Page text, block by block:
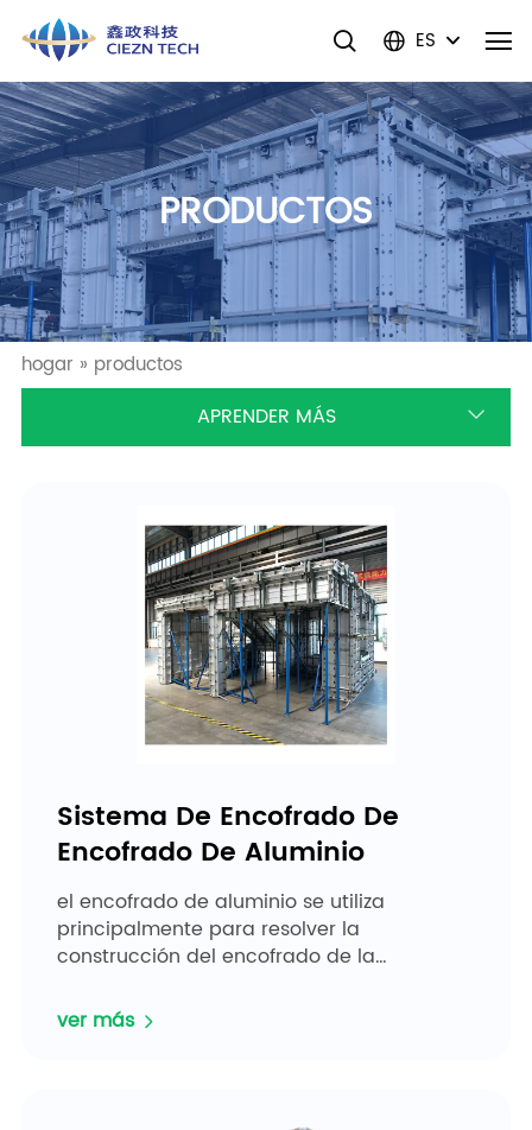
ES
PRODUCTOS
hogar » productos
APRENDER MÁS
Sistema De Encofrado De
Encofrado De Aluminio
el encofrado de aluminio se utiliza
principalmente para resolver la
construcción del encofrado de la
construcción de viviendas. puede acortar...
ver más